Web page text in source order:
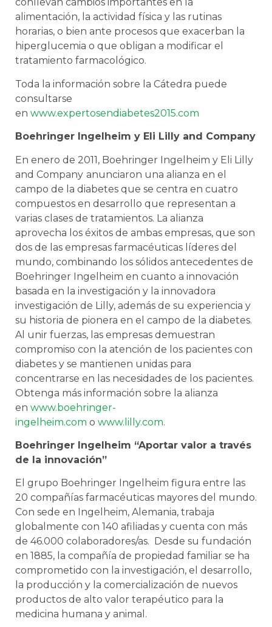
conllevan cambios importantes en la
alimentación, la actividad física y las rutinas
horarias, o bien ante procesos que exacerban la
hiperglucemia o que obligan a modificar el
tratamiento farmacológico.
Toda la información sobre la Cátedra puede
consultarse
en www.expertosendiabetes2015.com
Boehringer Ingelheim y Eli Lilly and Company
En enero de 2011, Boehringer Ingelheim y Eli Lilly
and Company anunciaron una alianza en el
campo de la diabetes que se centra en cuatro
compuestos en desarrollo que representan a
varias clases de tratamientos. La alianza
aprovecha los éxitos de ambas empresas, que son
dos de las empresas farmacéuticas líderes del
mundo, combinando los sólidos antecedentes de
Boehringer Ingelheim en cuanto a innovación
basada en la investigación y la innovadora
investigación de Lilly, además de su experiencia y
su historia de pionera en el campo de la diabetes.
Al unir fuerzas, las empresas demuestran
compromiso con la atención de los pacientes con
diabetes y se mantienen unidas para
concentrarse en las necesidades de los pacientes.
Obtenga más información sobre la alianza
en www.boehringer-
ingelheim.com o www.lilly.com.
Boehringer Ingelheim “Aportar valor a través
de la innovación”
El grupo Boehringer Ingelheim figura entre las
20 compañías farmacéuticas mayores del mundo.
Con sede en Ingelheim, Alemania, trabaja
globalmente con 140 afiliadas y cuenta con más
de 46.000 colaboradores/as. Desde su fundación
en 1885, la compañía de propiedad familiar se ha
comprometido con la investigación, el desarrollo,
la producción y la comercialización de nuevos
productos de alto valor terapéutico para la
medicina humana y animal.